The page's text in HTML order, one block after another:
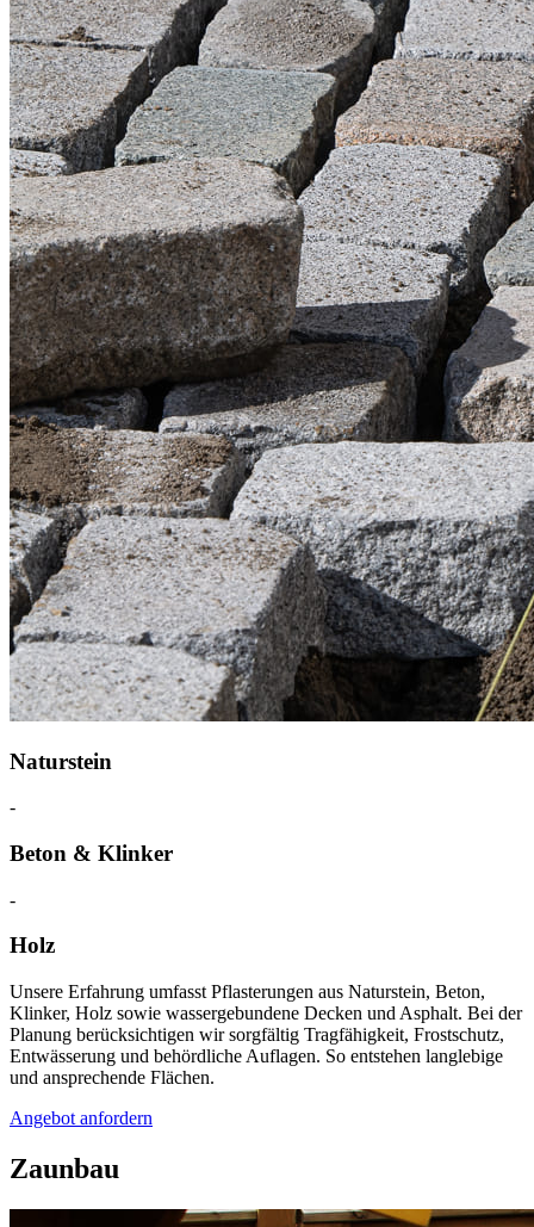
Naturstein
-
Beton & Klinker
-
Holz
Unsere Erfahrung umfasst Pflasterungen aus Naturstein, Beton,
Klinker, Holz sowie wassergebundene Decken und Asphalt. Bei der
Planung berücksichtigen wir sorgfältig Tragfähigkeit, Frostschutz,
Entwässerung und behördliche Auflagen. So entstehen langlebige
und ansprechende Flächen.
Angebot anfordern
Zaunbau